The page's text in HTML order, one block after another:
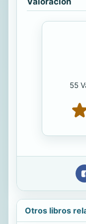
55
Otros libros